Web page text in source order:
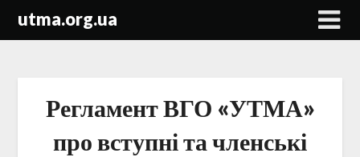
utma.org.ua
Регламент ВГО «УТМА»
про вступні та членські